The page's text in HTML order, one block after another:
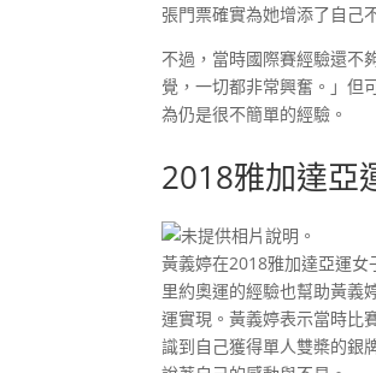
張門票確實為她增添了自己
不過，當時國際賽經驗還不
覺，一切都非常興奮。」但
為仍是很不簡單的經驗。
2018雅加達亞
黃義婷在2018雅加達亞運
里約奧運的經驗也幫助黃義
運實現。黃義婷表示當時比
識到自己獲得單人雙槳的銀